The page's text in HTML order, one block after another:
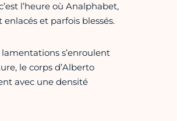
l’heure où Analphabet,
et parfois blessés.
s’enroulent
le corps d’Alberto
avec une densité